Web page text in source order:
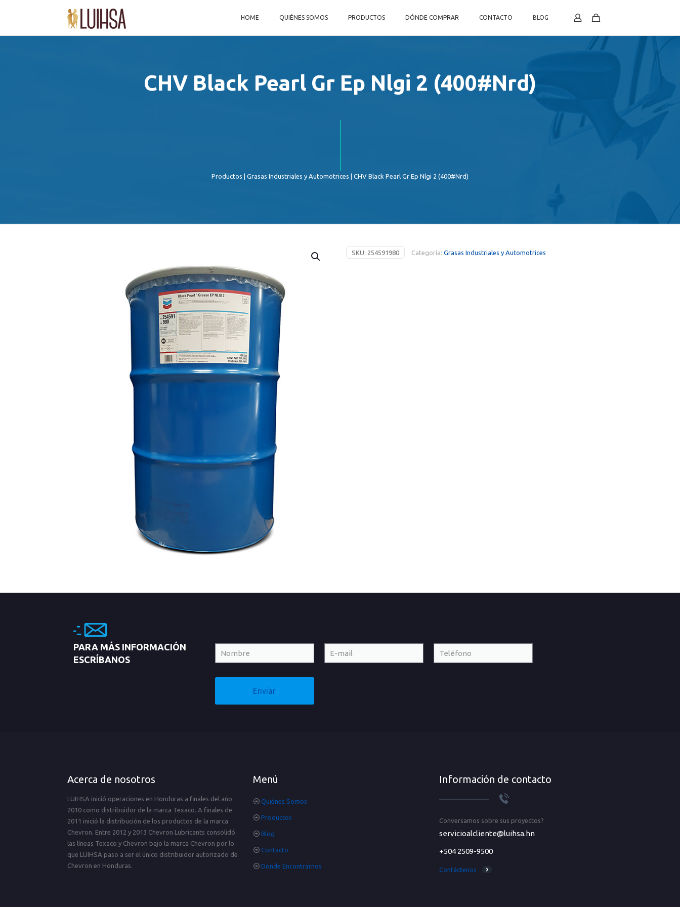
HOME QUIÉNES SOMOS PRODUCTOS DÓNDE COMPRAR CONTACTO BLOG
CHV Black Pearl Gr Ep Nlgi 2 (400#Nrd)
Productos Grasas Industriales y Automotrices | CHV Black Pearl Gr Ep Nlgi 2 (400#Nrd)
SKU: 254591980 Categoría: Grasas Industriales y Automotrices
PARA MÁS INFORMACIÓN
ESCRÍBANOS
Acerca de nosotros
LUIHSA inició operaciones en Honduras a finales del año
2010 como distribuidor de la marca Texaco. A finales de
2011 inició la distribución de los productos de la marca
Chevron. Entre 2012 y 2013 Chevron Lubricants consolidó
las líneas Texaco y Chevron bajo la marca Chevron por lo
que LUIHSA paso a ser el único distribuidor autorizado de
Chevron en Honduras.
Menú
Quiénes Somos
Productos
Blog
Contacto
Dónde Encontrárnos
Información de contacto
Conversamos sobre sus proyectos?
servicioalcliente@luihsa.hn
+504 2509-9500
Contáctenos